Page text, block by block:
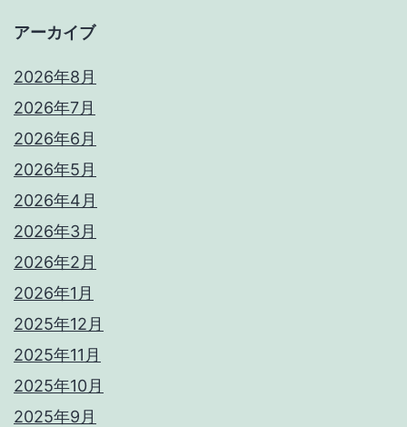
アーカイブ
2026年8月
2026年7月
2026年6月
2026年5月
2026年4月
2026年3月
2026年2月
2026年1月
2025年12月
2025年11月
2025年10月
2025年9月